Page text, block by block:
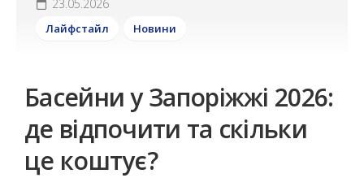
23.05.2026
Лайфстайл Новини
Басейни у Запоріжжі 2026:
де відпочити та скільки
це коштує?